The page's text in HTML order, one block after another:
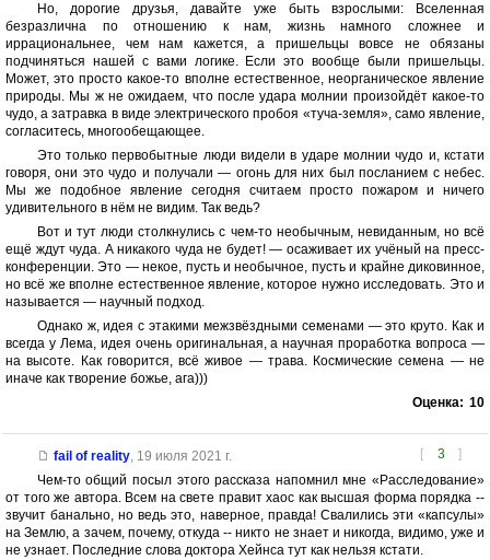
Но, дорогие друзья, давайте уже быть взрослыми: Вселенная
безразлична по отношению к нам, жизнь намного сложнее и
иррациональнее, чем нам кажется, а пришельцы вовсе не обязаны
подчиняться нашей с вами логике. Если это вообще были пришельцы.
Может, это просто какое-то вполне естественное, неорганическое явление
природы. Мы ж не ожидаем, что после удара молнии произойдёт какое-то
чудо, а затравка в виде электрического пробоя «туча-земля», само явление,
согласитесь, многообещающее.
Это только первобытные люди видели в ударе молнии чудо и, кстати
говоря, они это чудо и получали — огонь для них был посланием с небес.
Мы же подобное явление сегодня считаем просто пожаром и ничего
удивительного в нём не видим. Так ведь?
Вот и тут люди столкнулись с чем-то необычным, невиданным, но всё
ещё ждут чуда. А никакого чуда не будет! — осаживает их учёный на пресс-
конференции. Это — некое, пусть и необычное, пусть и крайне диковинное,
но всё же вполне естественное явление, которое нужно исследовать. Это и
называется — научный подход.
Однако ж, идея с этакими межзвёздными семенами — это круто. Как и
всегда у Лема, идея очень оригинальная, а научная проработка вопроса —
на высоте. Как говорится, всё живое — трава. Космические семена — не
иначе как творение божье, ага)))
Оценка: 10
[ 3 ]
fail of reality, 19 июля 2021 г.
Чем-то общий посыл этого рассказа напомнил мне «Расследование»
от того же автора. Всем на свете правит хаос как высшая форма порядка --
звучит банально, но ведь это, наверное, правда! Свалились эти «капсулы»
на Землю, а зачем, почему, откуда -- никто не знает и никогда, видимо, уже и
не узнает. Последние слова доктора Хейнса тут как нельзя кстати.